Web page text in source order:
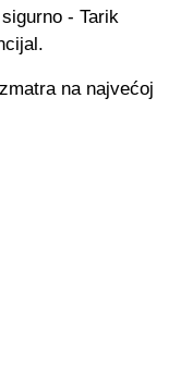
- Tarik
na najvećoj